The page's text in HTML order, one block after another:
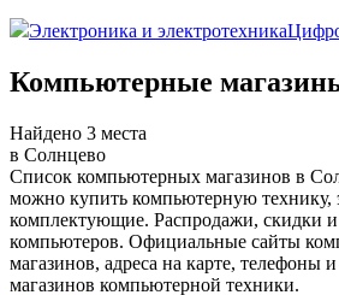
Электроника и электротехника
Компьютерные
Найдено 3 места
в Солнцево
Список компьютерных магазинов в
можно купить компьютерную технику,
комплектующие. Распродажи, скидки
компьютеров. Официальные сайты
магазинов, адреса на карте, телефоны
магазинов компьютерной техники.